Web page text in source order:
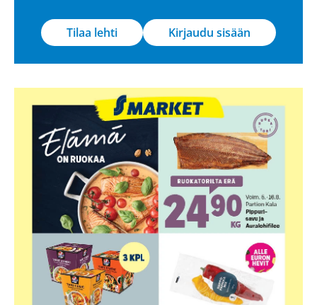
Tilaa lehti Kirjaudu sisään